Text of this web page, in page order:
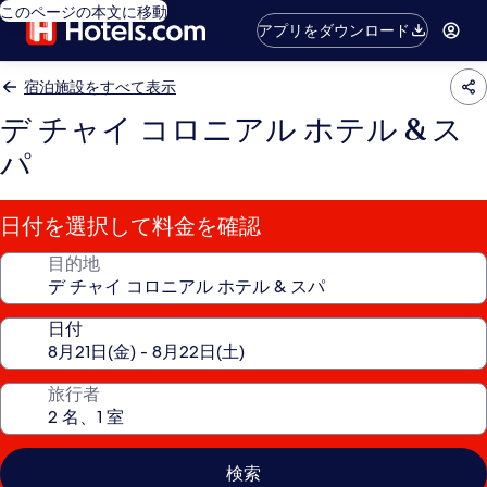
このページの本文に移動
アプリをダウンロード
宿泊施設をすべて表示
デ チャイ コロニアル ホテル & ス
パ
日付を選択して料金を確認
目的地
日付
旅行者
検索